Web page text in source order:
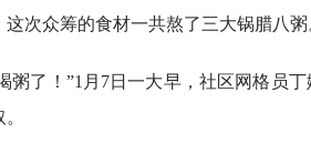
次众筹的食材一共熬了三大锅腊八粥
粥了！”1月7日一大早，社区网格员